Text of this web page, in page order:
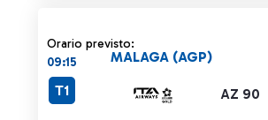
Orario previsto:
09:15
AZ 90
MALAGA (AGP)
T1